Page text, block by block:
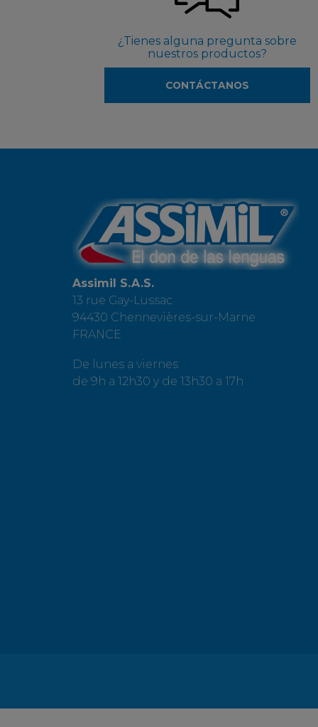
¿Tienes alguna pregunta sobre
nuestros productos?
CONTÁCTANOS
Assimil S.A.S.
13 rue Gay-Lussac
94430 Chennevières-sur-Marne
FRANCE
De lunes a viernes
de 9h a 12h30 y de 13h30 a 17h